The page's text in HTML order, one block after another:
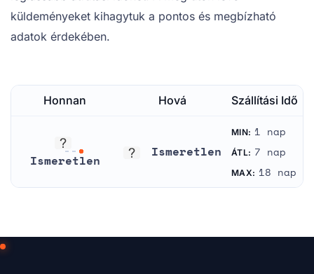
küldeményeket kihagytuk a pontos és megbízható
adatok érdekében.
Honnan Hová Szállítási Idő
Ismeretlen
Ismeretlen
MIN: 1 nap
ÁTL: 7 nap
MAX: 18 nap